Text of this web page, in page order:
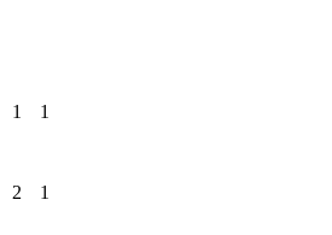
1 1
2 1